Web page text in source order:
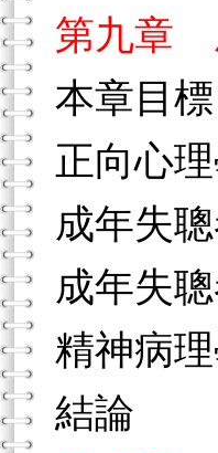
第九章
本章目標
正向心
成年失
成年失
精神病
結論